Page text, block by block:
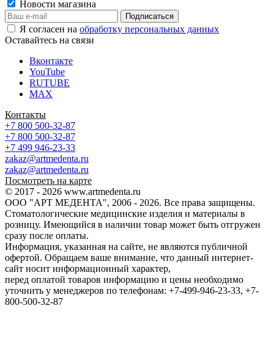
Новости магазина
Я согласен на обработку персональных данных
Оставайтесь на связи
Вконтакте
YouTube
RUTUBE
MAX
Контакты
+7 800 500-32-87
+7 800 500-32-87
+7 499 946-23-33
zakaz@artmedenta.ru
zakaz@artmedenta.ru
Посмотреть на карте
© 2017 - 2026 www.artmedenta.ru
ООО "АРТ МЕДЕНТА", 2006 - 2026. Все права защищены.
Стоматологические медицинские изделия и материалы в
розницу. Имеющийся в наличии товар может быть отгружен
сразу после оплаты.
Информация, указанная на сайте, не являются публичной
офертой. Обращаем ваше внимание, что данный интернет-
сайт носит информационный характер,
перед оплатой товаров информацию и цены необходимо
уточнить у менеджеров по телефонам: +7-499-946-23-33, +7-
800-500-32-87